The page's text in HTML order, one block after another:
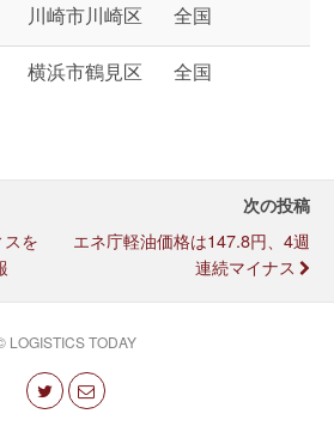
川崎市川崎区 全国
横浜市鶴見区 全国
を
次の投稿
エネ庁軽油価格は147.8円、4週
連続マイナス
LOGISTICS TODAY